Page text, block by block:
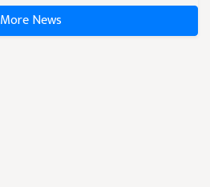
More News